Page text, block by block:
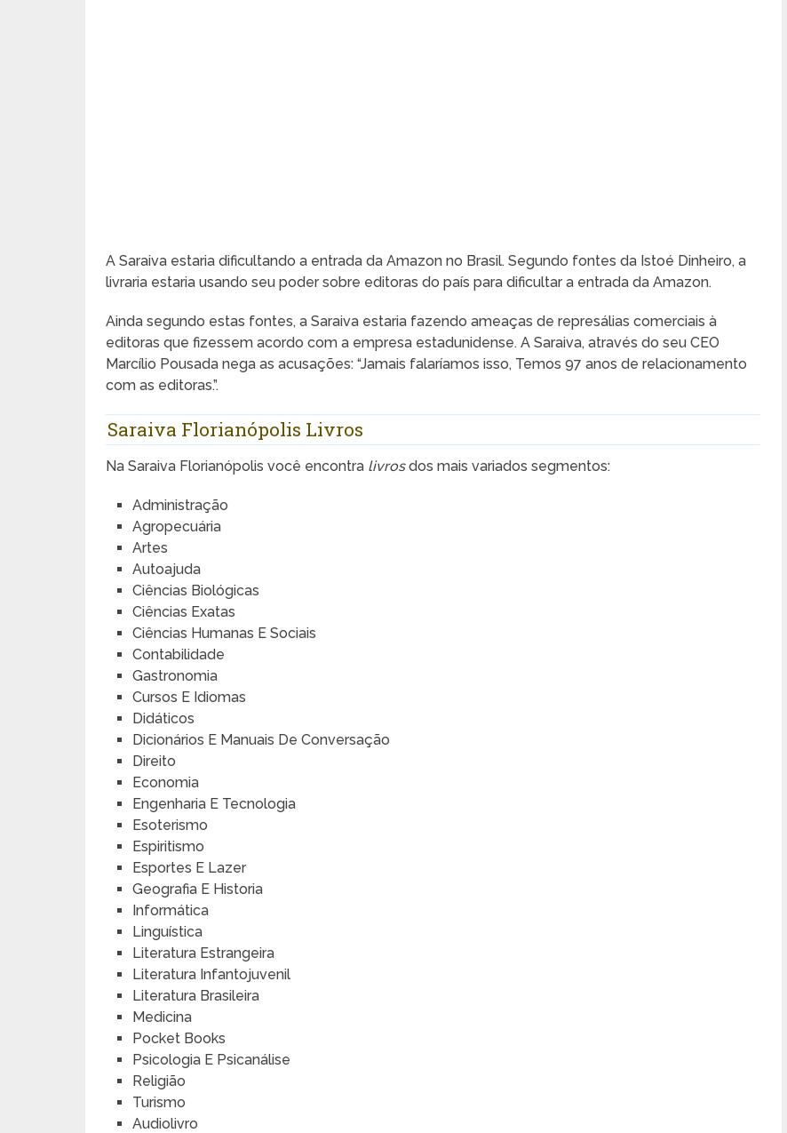
A Saraiva estaria dificultando a entrada da Amazon no Brasil. Segundo fontes da Istoé Dinheiro, a
livraria estaria usando seu poder sobre editoras do país para dificultar a entrada da Amazon.
Ainda segundo estas fontes, a Saraiva estaria fazendo ameaças de represálias comerciais à
editoras que fizessem acordo com a empresa estadunidense. A Saraiva, através do seu CEO
Marcílio Pousada nega as acusações: “Jamais falaríamos isso, Temos 97 anos de relacionamento
com as editoras.”.
Saraiva Florianópolis Livros
Na Saraiva Florianópolis você encontra livrosdos mais variados segmentos:
Administração
Agropecuária
Artes
Autoajuda
Ciências Biológicas
Ciências Exatas
Ciências Humanas E Sociais
Contabilidade
Gastronomia
Cursos E Idiomas
Didáticos
Dicionários E Manuais De Conversação
Direito
Economia
Engenharia E Tecnologia
Esoterismo
Espiritismo
Esportes E Lazer
Geografia E Historia
Informática
Linguística
Literatura Estrangeira
Literatura Infantojuvenil
Literatura Brasileira
Medicina
Pocket Books
Psicologia E Psicanálise
Religião
Turismo
Audiolivro